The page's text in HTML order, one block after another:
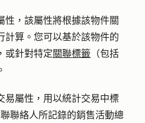
性，該屬性將根據該物件關
計算。您可以基於該物件的
或針對特定關聯標籤 （包括
易屬性，用以統計交易中標
聯絡人所記錄的銷售活動總